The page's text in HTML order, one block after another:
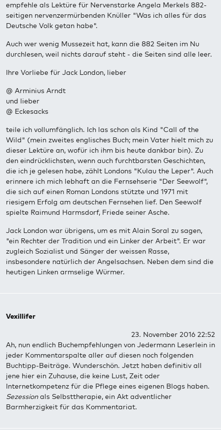
empfehle als Lektüre für Nervenstarke Angela Merkels 882-
seitigen nervenzermürbenden Knüller "Was ich alles für das
Deutsche Volk getan habe".
Auch wer wenig Mussezeit hat, kann die 882 Seiten im Nu
durchlesen, weil nichts darauf steht - die Seiten sind alle leer.
Ihre Vorliebe für Jack London, lieber
@ Arminius Arndt
und lieber
@ Eckesacks
teile ich vollumfänglich. Ich las schon als Kind "Call of the
Wild" (mein zweites englisches Buch; mein Vater hielt mich zu
dieser Lektüre an, wofür ich ihm bis heute dankbar bin). Zu
den eindrücklichsten, wenn auch furchtbarsten Geschichten,
die ich je gelesen habe, zählt Londons "Kulau the Leper". Auch
erinnere ich mich lebhaft an die Fernsehserie "Der Seewolf",
die sich auf einen Roman Londons stützte und 1971 mit
riesigem Erfolg am deutschen Fernsehen lief. Den Seewolf
spielte Raimund Harmsdorf, Friede seiner Asche.
Jack London war übrigens, um es mit Alain Soral zu sagen,
"ein Rechter der Tradition und ein Linker der Arbeit". Er war
zugleich Sozialist und Sänger der weissen Rasse,
insbesondere natürlich der Angelsachsen. Neben dem sind die
heutigen Linken armselige Würmer.
Vexillifer
23. November 2016 22:52
Ah, nun endlich Buchempfehlungen von Jedermann Leserlein in
jeder Kommentarspalte aller auf diesen noch folgenden
Buchtipp-Beiträge. Wunderschön. Jetzt haben definitiv all
jene hier ein Zuhause, die keine Lust, Zeit oder
Internetkompetenz für die Pflege eines eigenen Blogs haben.
Sezessionals Selbsttherapie, ein Akt adventlicher
Barmherzigkeit für das Kommentariat.